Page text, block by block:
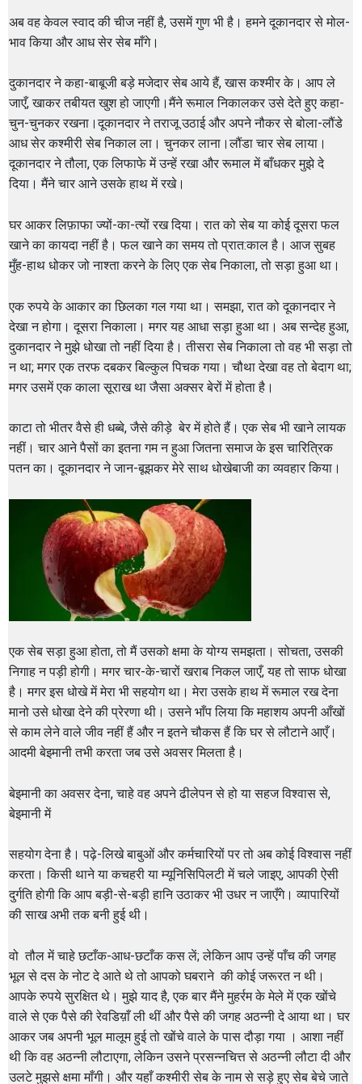
अब वह केवल स्वाद की चीज नहीं है, उसमें गुण भी है। हमने दूकानदार से मोल-
भाव किया और आध सेर सेब माँगे।
दुकानदार ने कहा-बाबूजी बड़े मजेदार सेब आये हैं, खास कश्मीर के। आप ले
जाएँ, खाकर तबीयत खुश हो जाएगी।मैंने रूमाल निकालकर उसे देते हुए कहा-
चुन-चुनकर रखना।दूकानदार ने तराजू उठाई और अपने नौकर से बोला-लौंडे
आध सेर कश्मीरी सेब निकाल ला। चुनकर लाना।लौंडा चार सेब लाया।
दूकानदार ने तौला, एक लिफाफे में उन्हें रखा और रूमाल में बाँधकर मुझे दे
दिया। मैंने चार आने उसके हाथ में रखे।
घर आकर लिफ़ाफा ज्यों-का-त्यों रख दिया। रात को सेब या कोई दूसरा फल
खाने का कायदा नहीं है। फल खाने का समय तो प्रात:काल है। आज सुबह
मुँह-हाथ धोकर जो नाश्ता करने के लिए एक सेब निकाला, तो सड़ा हुआ था।
एक रुपये के आकार का छिलका गल गया था। समझा, रात को दूकानदार ने
देखा न होगा। दूसरा निकाला। मगर यह आधा सड़ा हुआ था। अब सन्देह हुआ,
दुकानदार ने मुझे धोखा तो नहीं दिया है। तीसरा सेब निकाला तो वह भी सड़ा तो
न था; मगर एक तरफ दबकर बिल्कुल पिचक गया। चौथा देखा वह तो बेदाग था;
मगर उसमें एक काला सूराख था जैसा अक्सर बेरों में होता है।
काटा तो भीतर वैसे ही धब्बे, जैसे कीड़े बेर में होते हैं। एक सेब भी खाने लायक
नहीं। चार आने पैसों का इतना गम न हुआ जितना समाज के इस चारित्रिक
पतन का। दूकानदार ने जान-बूझकर मेरे साथ धोखेबाजी का व्यवहार किया।
एक सेब सड़ा हुआ होता, तो मैं उसको क्षमा के योग्य समझता। सोचता, उसकी
निगाह न पड़ी होगी। मगर चार-के-चारों खराब निकल जाएँ, यह तो साफ धोखा
है। मगर इस धोखे में मेरा भी सहयोग था। मेरा उसके हाथ में रूमाल रख देना
मानो उसे धोखा देने की प्रेरणा थी। उसने भाँप लिया कि महाशय अपनी आँखों
से काम लेने वाले जीव नहीं हैं और न इतने चौकस हैं कि घर से लौटाने आएँ।
आदमी बेइमानी तभी करता जब उसे अवसर मिलता है।
बेइमानी का अवसर देना, चाहे वह अपने ढीलेपन से हो या सहज विश्वास से,
बेइमानी में
सहयोग देना है। पढ़े-लिखे बाबुओं और कर्मचारियों पर तो अब कोई विश्वास नहीं
करता। किसी थाने या कचहरी या म्यूनिसिपिलटी में चले जाइए, आपकी ऐसी
दुर्गति होगी कि आप बड़ी-से-बड़ी हानि उठाकर भी उधर न जाएँगे। व्यापारियों
की साख अभी तक बनी हुई थी।
वो तौल में चाहे छटाँक-आध-छटाँक कस लें; लेकिन आप उन्हें पाँच की जगह
भूल से दस के नोट दे आते थे तो आपको घबराने की कोई जरूरत न थी।
आपके रुपये सुरक्षित थे। मुझे याद है, एक बार मैंने मुहर्रम के मेले में एक खोंचे
वाले से एक पैसे की रेवडिय़ाँ ली थीं और पैसे की जगह अठन्नी दे आया था। घर
आकर जब अपनी भूल मालूम हुई तो खोंचे वाले के पास दौड़ा गया । आशा नहीं
थी कि वह अठन्नी लौटाएगा, लेकिन उसने प्रसन्नचित्त से अठन्नी लौटा दी और
उलटे मुझसे क्षमा माँगी। और यहाँ कश्मीरी सेब के नाम से सड़े हुए सेब बेचे जाते